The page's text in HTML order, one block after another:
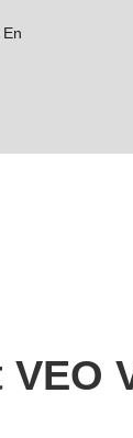
En